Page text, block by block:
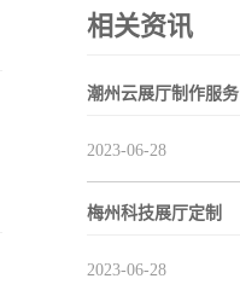
相关资讯
潮州云展厅制作服务
2023-06-28
梅州科技展厅定制
2023-06-28